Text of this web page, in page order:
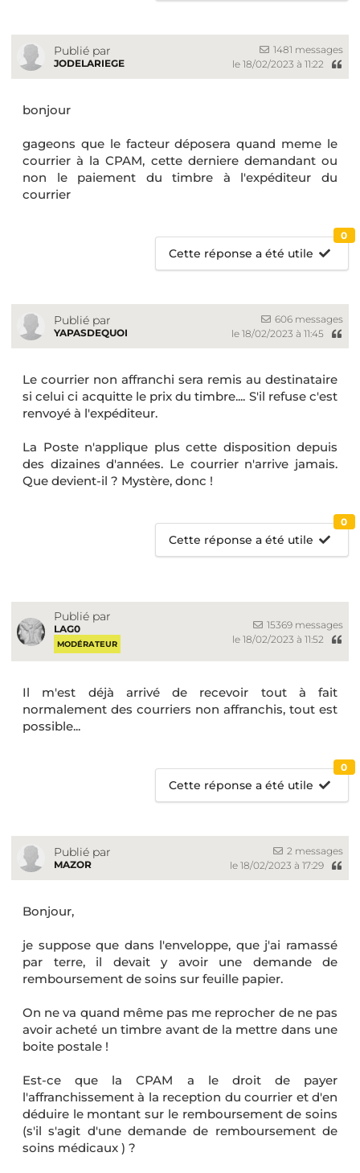
Publié par
JODELARIEGE
1481 messages
le 18/02/2023 à 11:22
bonjour
gageons que le facteur déposera quand meme le
courrier à la CPAM, cette derniere demandant ou
non le paiement du timbre à l'expéditeur du
courrier
Cette réponse a été utile
0
Publié par
YAPASDEQUOI
606 messages
le 18/02/2023 à 11:45
Le courrier non affranchi sera remis au destinataire
si celui ci acquitte le prix du timbre.... S'il refuse c'est
renvoyé à l'expéditeur.
La Poste n'applique plus cette disposition depuis
des dizaines d'années. Le courrier n'arrive jamais.
Que devient-il ? Mystère, donc !
Cette réponse a été utile
0
Publié par
LAG0
MODÉRATEUR
15369 messages
le 18/02/2023 à 11:52
Il m'est déjà arrivé de recevoir tout à fait
normalement des courriers non affranchis, tout est
possible...
Cette réponse a été utile
0
Publié par
MAZOR
2 messages
le 18/02/2023 à 17:29
Bonjour,
je suppose que dans l'enveloppe, que j'ai ramassé
par terre, il devait y avoir une demande de
remboursement de soins sur feuille papier.
On ne va quand même pas me reprocher de ne pas
avoir acheté un timbre avant de la mettre dans une
boite postale !
Est-ce que la CPAM a le droit de payer
l'affranchissement à la reception du courrier et d'en
déduire le montant sur le remboursement de soins
(s'il s'agit d'une demande de remboursement de
soins médicaux ) ?